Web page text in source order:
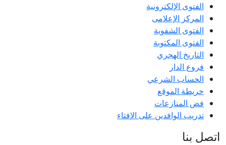
الفتوى الإلكترونية
المركز الإعلامى
الفتوى الشفوية
الفتوى المكتوبة
التاريخ الهجري
فروع الدار
الحساب الشرعي
خريطة الموقع
فض المنازعات
تدريب الوافدين على الإفتاء
اتصل بنا